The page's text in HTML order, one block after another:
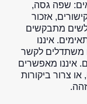
שפה גסה,
אזכור
מתבקשים
איננו
משתדלים לקשר
איננו מאפשרים
צרור ביקורות